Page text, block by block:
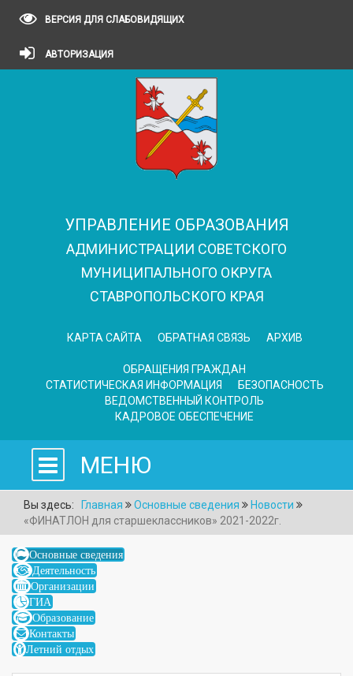
ВЕРСИЯ ДЛЯ СЛАБОВИДЯЩИХ
АВТОРИЗАЦИЯ
УПРАВЛЕНИЕ ОБРАЗОВАНИЯ
АДМИНИСТРАЦИИ СОВЕТСКОГО
МУНИЦИПАЛЬНОГО ОКРУГА
СТАВРОПОЛЬСКОГО КРАЯ
КАРТА САЙТА ОБРАТНАЯ СВЯЗЬ АРХИВ
ОБРАЩЕНИЯ ГРАЖДАН
СТАТИСТИЧЕСКАЯ ИНФОРМАЦИЯ
БЕЗОПАСНОСТЬ
ВЕДОМСТВЕННЫЙ КОНТРОЛЬ
КАДРОВОЕ ОБЕСПЕЧЕНИЕ
МЕНЮ
Вы здесь: Главная Основные сведения
Новости
«ФИНАТЛОН для старшеклассников» 2021-2022г.
Основные сведения
Деятельность
Организации
ГИА
Образование
Контакты
Летний отдых